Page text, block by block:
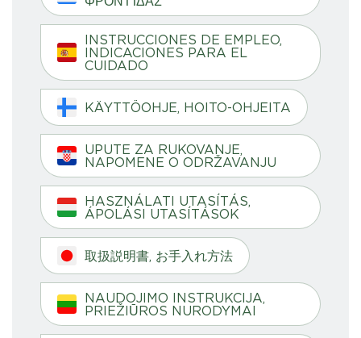
INSTRUCCIONES DE EMPLEO,
INDICACIONES PARA EL
CUIDADO
KÄYTTÖOHJE, HOITO-OHJEITA
UPUTE ZA RUKOVANJE,
NAPOMENE O ODRŽAVANJU
HASZNÁLATI UTASÍTÁS,
ÁPOLÁSI UTASÍTÁSOK
取扱説明書, お手入れ方法
NAUDOJIMO INSTRUKCIJA,
PRIEŽIŪROS NURODYMAI